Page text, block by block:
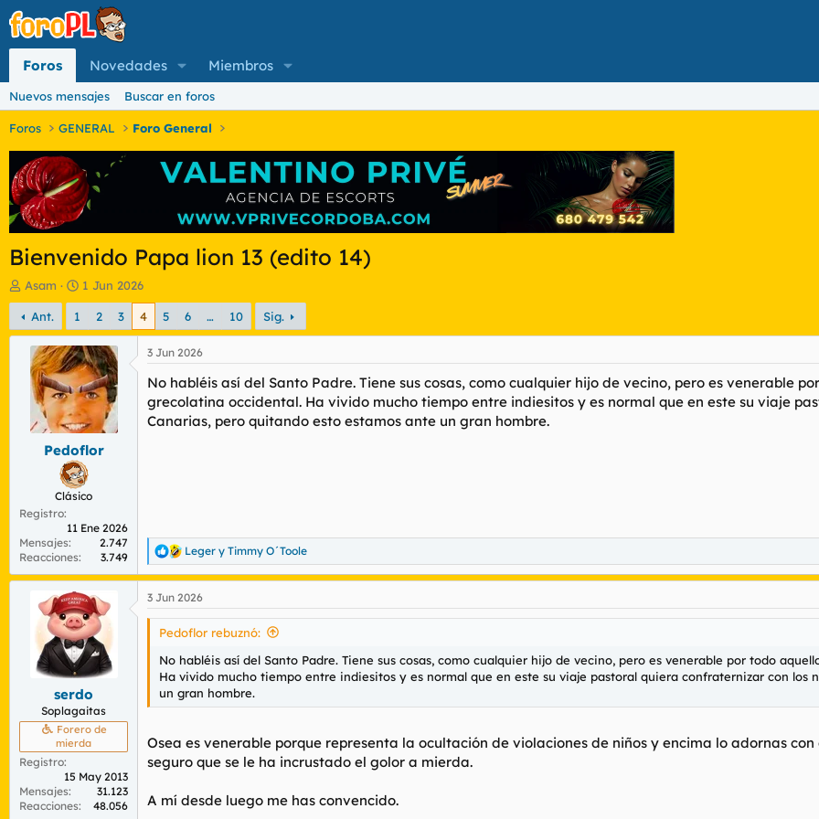
Foros Novedades Miembros
Nuevos mensajes Buscar en foros
Foros GENERAL Foro General
Bienvenido Papa lion 13 (edito 14)
I
n
i
c
a
d
d
m
Asam
F
e
h
a
d
e
i
n
i
c
i
o
1 Jun 2026
Ant. 1 2 3 4 5 6 … 10 Sig.
Pedoflor
Clásico
Registro
11 Ene 2026
Mensajes
2.747
Reacciones
3.749
3 Jun 2026
No habléis así del Santo Padre. Tiene sus cosas, como cualquier hijo de vecino, pero es venerable
grecolatina occidental. Ha vivido mucho tiempo entre indiesitos y es normal que en este su viaje
Canarias, pero quitando esto estamos ante un gran hombre.
R
e
a
c
c
Leger y Timmy O´Toole
serdo
Soplagaitas
Forero de
mierda
Registro
15 May 2013
Mensajes
31.123
Reacciones
48.056
3 Jun 2026
Pedoflor rebuznó:
No habléis así del Santo Padre. Tiene sus cosas, como cualquier hijo de vecino, pero es venerable por todo
Ha vivido mucho tiempo entre indiesitos y es normal que en este su viaje pastoral quiera confraternizar con los
un gran hombre.
Osea es venerable porque representa la ocultación de violaciones de niños y encima lo adornas
seguro que se le ha incrustado el golor a mierda.
A mí desde luego me has convencido.